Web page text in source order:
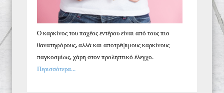
Ο καρκίνος του παχέος εντέρου είναι από τους πιο
θανατηφόρους, αλλά και αποτρέψιμους καρκίνους
παγκοσμίως, χάρη στον προληπτικό έλεγχο.
Περισσότερα...